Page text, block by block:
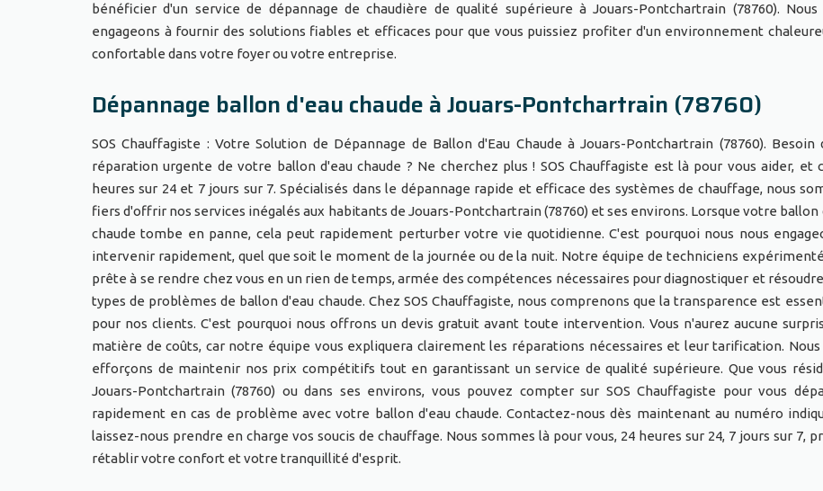
bénéficier d'un service de dépannage de chaudière de qualité supérieure à Jouars-Pontchartrain (78760). Nous
engageons à fournir des solutions fiables et efficaces pour que vous puissiez profiter d'un environnement
confortable dans votre foyer ou votre entreprise.
Dépannage ballon d'eau chaude à Jouars-Pontchartrain (78760)
SOS Chauffagiste : Votre Solution de Dépannage de Ballon d'Eau Chaude à Jouars-Pontchartrain (78760). Besoin
réparation urgente de votre ballon d'eau chaude ? Ne cherchez plus ! SOS Chauffagiste est là pour vous aider, et
heures sur 24 et 7 jours sur 7. Spécialisés dans le dépannage rapide et efficace des systèmes de chauffage, nous
fiers d'offrir nos services inégalés aux habitants de Jouars-Pontchartrain (78760) et ses environs. Lorsque votre ballon
chaude tombe en panne, cela peut rapidement perturber votre vie quotidienne. C'est pourquoi nous nous
intervenir rapidement, quel que soit le moment de la journée ou de la nuit. Notre équipe de techniciens
prête à se rendre chez vous en un rien de temps, armée des compétences nécessaires pour diagnostiquer et
types de problèmes de ballon d'eau chaude. Chez SOS Chauffagiste, nous comprenons que la transparence est
pour nos clients. C'est pourquoi nous offrons un devis gratuit avant toute intervention. Vous n'aurez aucune
matière de coûts, car notre équipe vous expliquera clairement les réparations nécessaires et leur tarification. Nous
efforçons de maintenir nos prix compétitifs tout en garantissant un service de qualité supérieure. Que vous
Jouars-Pontchartrain (78760) ou dans ses environs, vous pouvez compter sur SOS Chauffagiste pour vous
rapidement en cas de problème avec votre ballon d'eau chaude. Contactez-nous dès maintenant au numéro
laissez-nous prendre en charge vos soucis de chauffage. Nous sommes là pour vous, 24 heures sur 24, 7 jours sur 7,
rétablir votre confort et votre tranquillité d'esprit.